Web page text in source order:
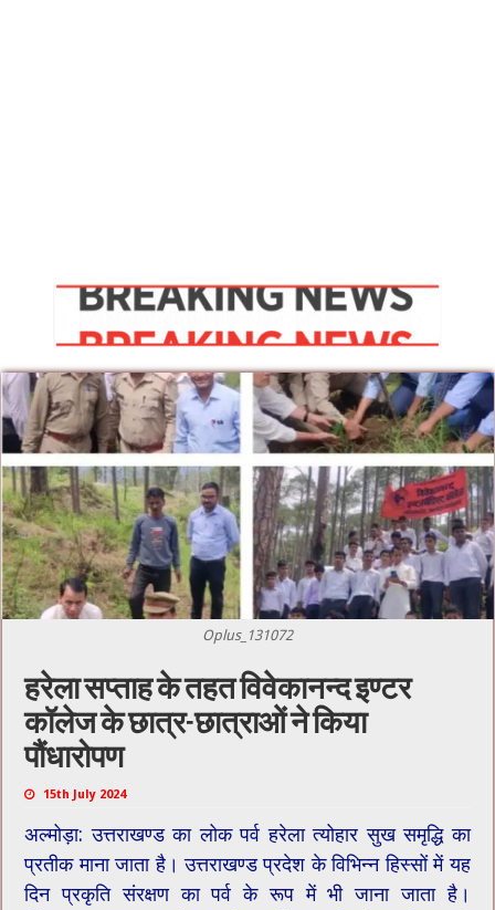
Oplus_131072
हरेला सप्ताह के तहत विवेकानन्द इण्टर
कॉलेज के छात्र-छात्राओं ने किया
पौंधारोपण
15th July 2024
अल्मोड़ा: उत्तराखण्ड का लोक पर्व हरेला त्योहार सुख समृद्धि का
प्रतीक माना जाता है। उत्तराखण्ड प्रदेश के विभिन्न हिस्सों में यह
दिन प्रकृति संरक्षण का पर्व के रूप में भी जाना जाता है।